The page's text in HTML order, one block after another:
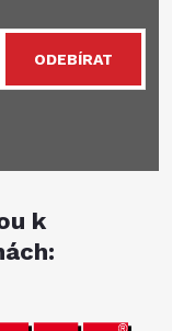
ODEBÍRAT
k